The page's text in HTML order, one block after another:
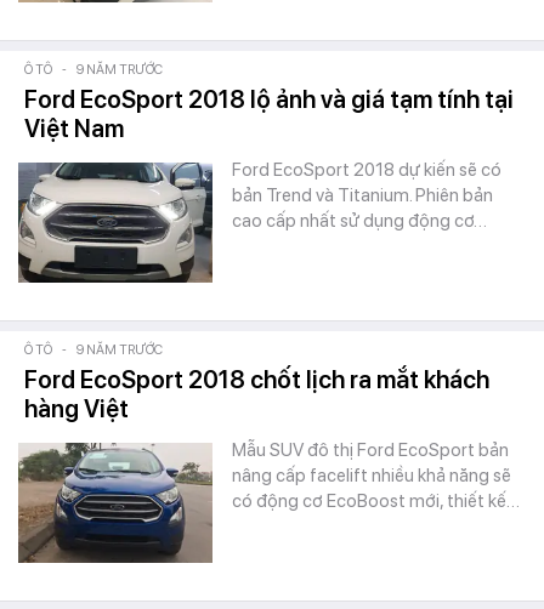
Ô TÔ - 9 NĂM TRƯỚC
Ford EcoSport 2018 lộ ảnh và giá tạm tính tại
Việt Nam
Ford EcoSport 2018 dự kiến sẽ có
bản Trend và Titanium. Phiên bản
cao cấp nhất sử dụng động cơ…
Ô TÔ - 9 NĂM TRƯỚC
Ford EcoSport 2018 chốt lịch ra mắt khách
hàng Việt
Mẫu SUV đô thị Ford EcoSport bản
nâng cấp facelift nhiều khả năng sẽ
có động cơ EcoBoost mới, thiết kế…